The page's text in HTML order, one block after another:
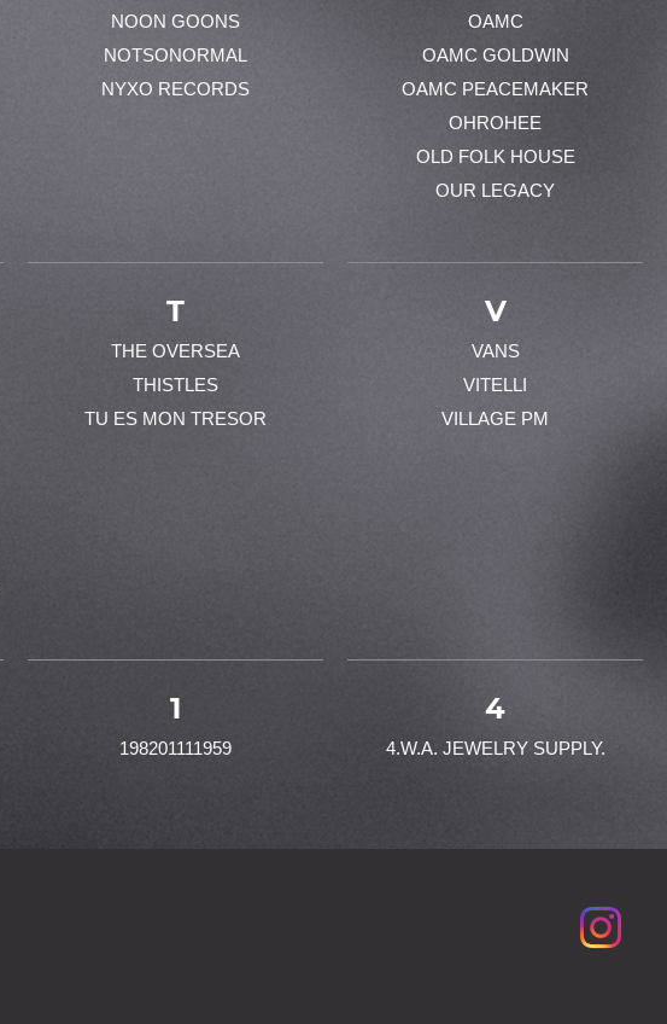
NOON GOONS
NOTSONORMAL
NYXO RECORDS
OAMC
OAMC GOLDWIN
OAMC PEACEMAKER
OHROHEE
OLD FOLK HOUSE
OUR LEGACY
T
THE OVERSEA
THISTLES
TU ES MON TRESOR
V
VANS
VITELLI
VILLAGE PM
1
198201111959
4
4.W.A. JEWELRY SUPPLY.